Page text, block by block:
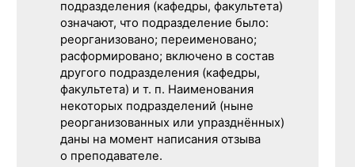
подразделения (кафедры, факультета)
означают, что подразделение было:
реорганизовано; переименовано;
расформировано; включено в состав
другого подразделения (кафедры,
факультета) и т. п. Наименования
некоторых подразделений (ныне
реорганизованных или упразднённых)
даны на момент написания отзыва
о преподавателе.